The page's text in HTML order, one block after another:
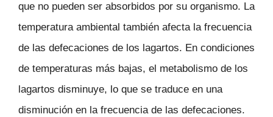
que no pueden ser absorbidos por su organismo. La
temperatura ambiental también afecta la frecuencia
de las defecaciones de los lagartos. En condiciones
de temperaturas más bajas, el metabolismo de los
lagartos disminuye, lo que se traduce en una
disminución en la frecuencia de las defecaciones.